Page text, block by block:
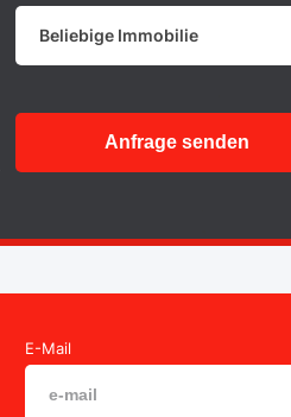
Beliebige Immobilie
Anfrage senden
E-Mail